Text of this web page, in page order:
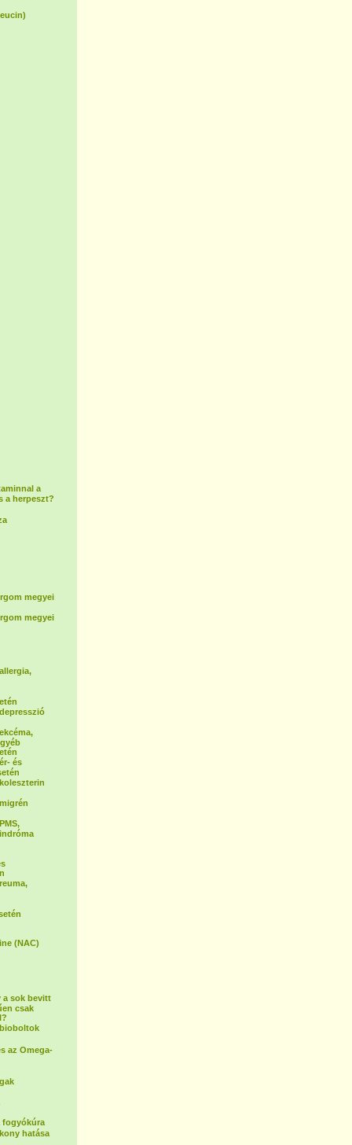
a
a herpeszt?
megyei
megyei
és
(NAC)
a sok bevitt
csak
az Omega-
fogyókúra
hatása